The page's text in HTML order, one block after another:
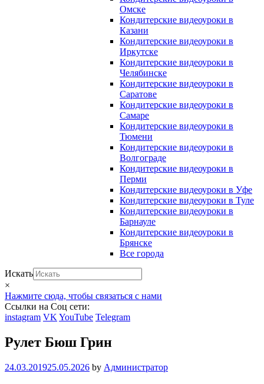
Омске
Кондитерские видеоуроки в
Казани
Кондитерские видеоуроки в
Иркутске
Кондитерские видеоуроки в
Челябинске
Кондитерские видеоуроки в
Саратове
Кондитерские видеоуроки в
Самаре
Кондитерские видеоуроки в
Тюмени
Кондитерские видеоуроки в
Волгограде
Кондитерские видеоуроки в
Перми
Кондитерские видеоуроки в Уфе
Кондитерские видеоуроки в Туле
Кондитерские видеоуроки в
Барнауле
Кондитерские видеоуроки в
Брянске
Все города
Искать
×
Нажмите сюда, чтобы связаться с нами
Ссылки на Соц сети:
instagram VK YouTube Telegram
Рулет Бюш Грин
24.03.201925.05.2026 by Администратор